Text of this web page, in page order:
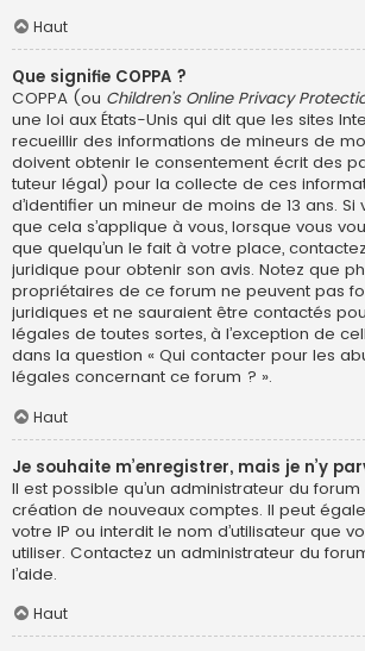
Haut
Que signifie COPPA ?
COPPA (ou Children’s Online Privacy
une loi aux États-Unis qui dit que les sites
recueillir des informations de mineurs de
doivent obtenir le consentement écrit des
tuteur légal) pour la collecte de ces
d’identifier un mineur de moins de 13 ans. Si
que cela s’applique à vous, lorsque vous
que quelqu’un le fait à votre place,
juridique pour obtenir son avis. Notez que
propriétaires de ce forum ne peuvent pas
juridiques et ne sauraient être contactés
légales de toutes sortes, à l’exception de
dans la question « Qui contacter pour les
légales concernant ce forum ? ».
Haut
Je souhaite m’enregistrer, mais je n’y
Il est possible qu’un administrateur du
création de nouveaux comptes. Il peut
votre IP ou interdit le nom d’utilisateur que
utiliser. Contactez un administrateur du
l’aide.
Haut